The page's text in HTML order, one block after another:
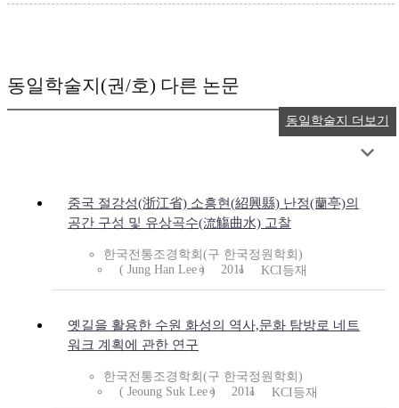
동일학술지(권/호) 다른 논문
중국 절강성(浙江省) 소흥현(紹興縣) 난정(蘭亭)의
공간 구성 및 유상곡수(流觴曲水) 고찰
한국전통조경학회(구 한국정원학회)
( Jung Han Lee )
2011 KCI등재
옛길을 활용한 수원 화성의 역사,문화 탐방로 네트
워크 계획에 관한 연구
한국전통조경학회(구 한국정원학회)
( Jeoung Suk Lee )
2011 KCI등재
동일학술지 더보기